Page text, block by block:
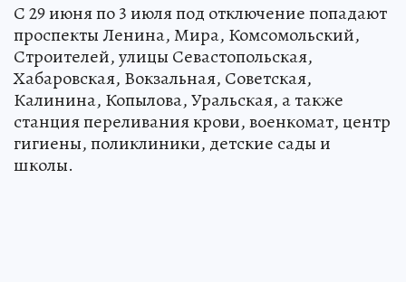
С 29 июня по 3 июля под отключение попадают
проспекты Ленина, Мира, Комсомольский,
Строителей, улицы Севастопольская,
Хабаровская, Вокзальная, Советская,
Калинина, Копылова, Уральская, а также
станция переливания крови, военкомат, центр
гигиены, поликлиники, детские сады и
школы.